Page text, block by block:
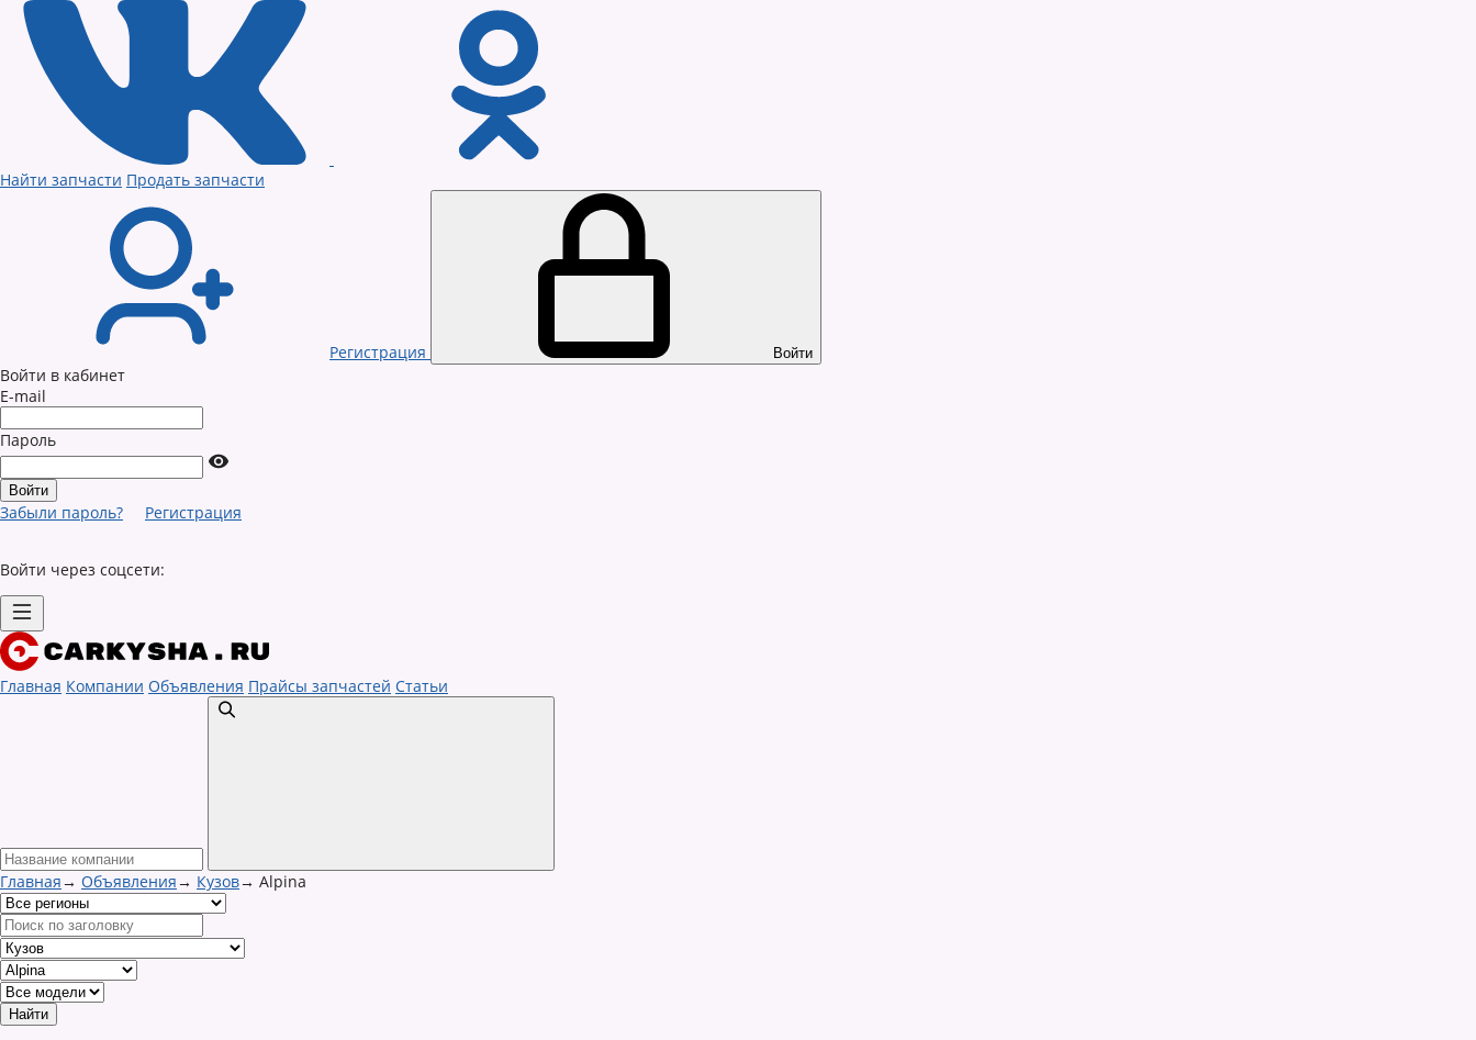
Найти запчасти Продать запчасти
Регистрация Войти
Войти в кабинет
E-mail
Пароль
Забыли пароль? Регистрация
Войти через соцсети:
Главная Компании Объявления Прайсы запчастей Статьи
Главная→ Объявления→ Кузов→ Alpina